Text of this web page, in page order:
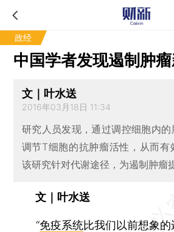
政经
中国学者发现遏制肿
文｜叶水送
2016年03月18日 11:34
研究人员发现，通过调控细胞内
调节T细胞的抗肿瘤活性，从而有
该研究针对代谢途径，为遏制肿瘤
文｜叶水送
“免疫系统比我们以前想象